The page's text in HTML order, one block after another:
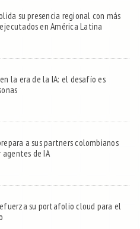
su presencia regional con más
en América Latina
la era de la IA: el desafío es
a sus partners colombianos
de IA
su portafolio cloud para el